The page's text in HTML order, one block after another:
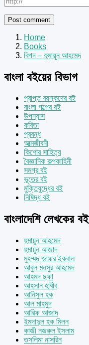
Home
Books
বিপদ – হুমায়ূন আহমেদ
বাংলা বইয়ের বিভাগ
প্রাপ্ত বয়স্কদের বই
বাংলা গল্পের বই
উপন্যাস
কবিতা
প্রবন্ধ
আত্মজীবনী
কিশোর সাহিত্য
বৈজ্ঞানিক কল্পকাহিনী
সমগ্র বই
ভূতের বই
মুক্তিযুদ্ধের বই
নিষিদ্ধ বই
বাংলাদেশি লেখকের বই
হুমায়ূন আহমেদ
হুমায়ুন আজাদ
মুহম্মদ জাফর ইকবাল
আবুল মনসুর আহমেদ
আহমদ ছফা
আহসান হাবীব
আনিসুল হক
আল মাহমুদ
আরিফ আজাদ
ইমদাদুল হক মিলন
কাজী নজরুল ইসলাম
তসলিমা নাসরিন